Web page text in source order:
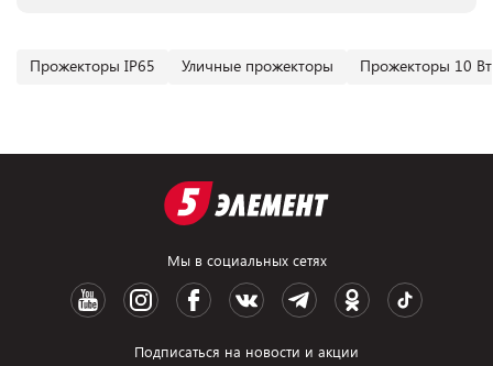
Прожекторы IP65 Уличные прожекторы Прожекторы 10 Вт
Мы в социальных сетях
Подписаться на новости и акции